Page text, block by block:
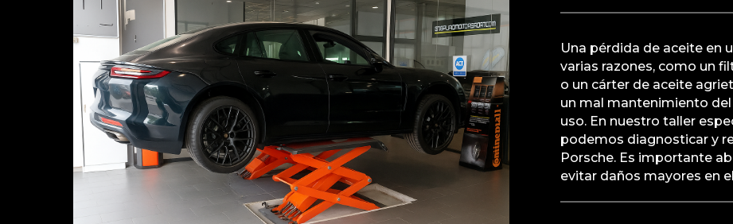
Una pérdida de aceite en
varias razones, como un
o un cárter de aceite
un mal mantenimiento
uso. En nuestro taller
podemos diagnosticar y
Porsche. Es importante
evitar daños mayores en